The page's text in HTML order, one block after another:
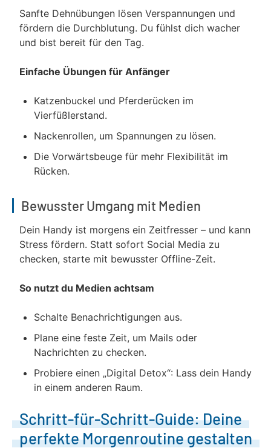
Sanfte Dehnübungen lösen Verspannungen und
fördern die Durchblutung. Du fühlst dich wacher
und bist bereit für den Tag.
Einfache Übungen für Anfänger
Katzenbuckel und Pferderücken im
Vierfüßlerstand.
Nackenrollen, um Spannungen zu lösen.
Die Vorwärtsbeuge für mehr Flexibilität im
Rücken.
Bewusster Umgang mit Medien
Dein Handy ist morgens ein Zeitfresser – und kann
Stress fördern. Statt sofort Social Media zu
checken, starte mit bewusster Offline-Zeit.
So nutzt du Medien achtsam
Schalte Benachrichtigungen aus.
Plane eine feste Zeit, um Mails oder
Nachrichten zu checken.
Probiere einen „Digital Detox“: Lass dein Handy
in einem anderen Raum.
Schritt-für-Schritt-Guide: Deine
perfekte Morgenroutine gestalten